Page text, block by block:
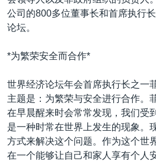
全球议题
环境
美国建国250周年
埃博拉疫情
美国之音专访
台海两岸关系
南中国海争端
关注西藏
关注新疆
关注我们
其他语言网站
公司的800多位董事长和首席执行
论坛。
*为繁荣安全而合作*
世界经济论坛年会首席执行长之一
主题是：为繁荣与安全进行合作。
在早晨醒来时会常常发现，我们受
是一种时常在世界上发生的现象。
方式来解决这个问题。作为这个世
在一个能够让自己和家人享有个人